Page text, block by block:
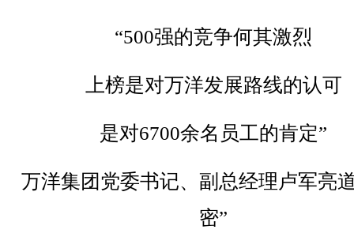
“500强的竞争何其激烈
上榜是对万洋发展路线的认可
是对6700余名员工的肯定”
万洋集团党委书记、副总经理卢军亮
密”